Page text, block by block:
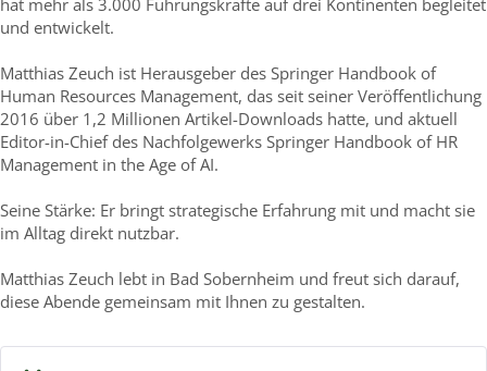
hat mehr als 3.000 Führungskräfte auf drei Kontinenten begleitet
und entwickelt.
Matthias Zeuch ist Herausgeber des Springer Handbook of
Human Resources Management, das seit seiner Veröffentlichung
2016 über 1,2 Millionen Artikel-Downloads hatte, und aktuell
Editor-in-Chief des Nachfolgewerks Springer Handbook of HR
Management in the Age of AI.
Seine Stärke: Er bringt strategische Erfahrung mit und macht sie
im Alltag direkt nutzbar.
Matthias Zeuch lebt in Bad Sobernheim und freut sich darauf,
diese Abende gemeinsam mit Ihnen zu gestalten.